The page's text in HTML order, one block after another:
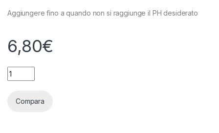
Aggiungere fino a quando non si raggiunge il PH desiderato
6,80€
ADVANCED HYDROPONICS - PH UP - 500ML quantity
Compara